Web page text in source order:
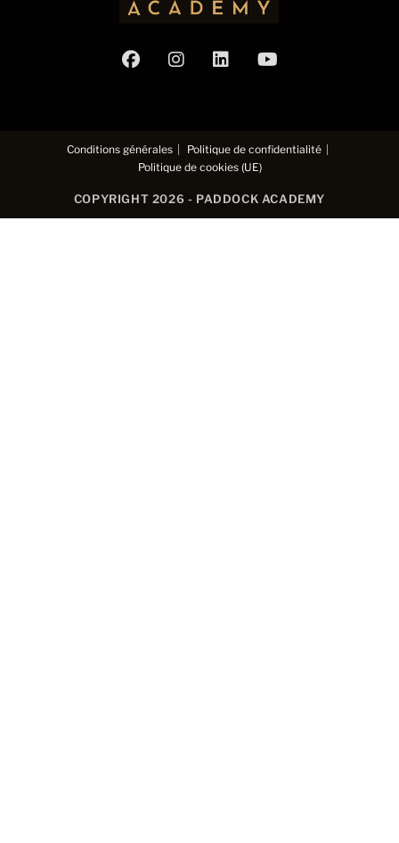
Conditions générales
Politique de confidentialité
Politique de cookies (UE)
COPYRIGHT 2026 - PADDOCK ACADEMY